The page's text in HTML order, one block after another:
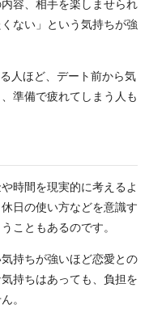
容、相手を楽しませられ
ない」という気持ちが強
人ほど、デート前から気
準備で疲れてしまう人も
時間を現実的に考えるよ
日の使い方などを意識す
こともあるのです。
持ちが強いほど恋愛との
持ちはあっても、負担を
。